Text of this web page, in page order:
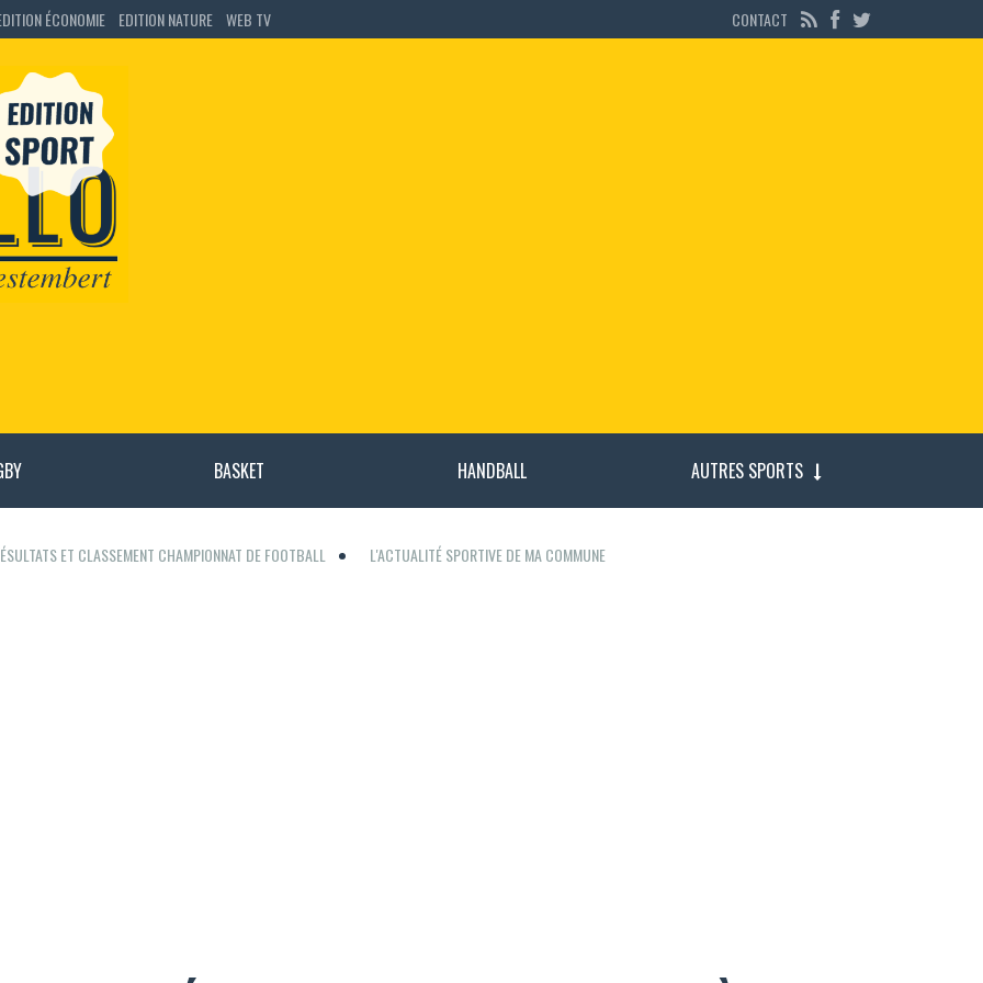
ÉCONOMIE EDITION NATURE WEB TV CONTACT
BASKET HANDBALL AUTRES SPORTS
ET CLASSEMENT CHAMPIONNAT DE FOOTBALL L'ACTUALITÉ SPORTIVE DE MA COMMUNE